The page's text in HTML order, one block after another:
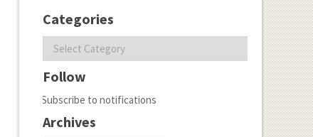
Categories
Categories
Follow
Subscribe to notifications
Archives